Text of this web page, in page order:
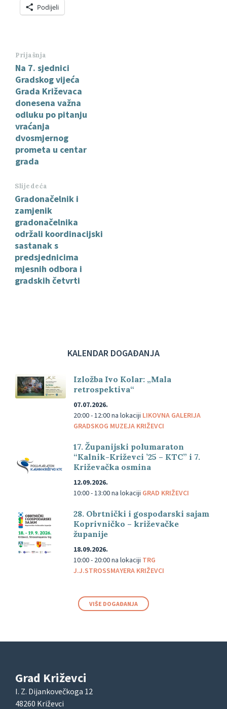
Podijeli
Prijašnja
Na 7. sjednici
Gradskog vijeća
Grada Križevaca
donesena važna
odluku po pitanju
vraćanja
dvosmjernog
prometa u centar
grada
Slijedeća
Gradonačelnik i
zamjenik
gradonačelnika
održali koordinacijski
sastanak s
predsjednicima
mjesnih odbora i
gradskih četvrti
KALENDAR DOGAĐANJA
Izložba Ivo Kolar: „Mala
retrospektiva“
07.07.2026.
20:00 - 12:00na lokaciji LIKOVNA GALERIJA
GRADSKOG MUZEJA KRIŽEVCI
17. Županijski polumaraton
“Kalnik-Križevci ’25 – KTC” i 7.
Križevačka osmina
12.09.2026.
10:00 - 13:00na lokaciji GRAD KRIŽEVCI
28. Obrtnički i gospodarski sajam
Koprivničko – križevačke
županije
18.09.2026.
10:00 - 20:00na lokaciji TRG
J.J.STROSSMAYERA KRIŽEVCI
VIŠE DOGAĐANJA
Grad Križevci
I. Z. Dijankovečkoga 12
48260 Križevci